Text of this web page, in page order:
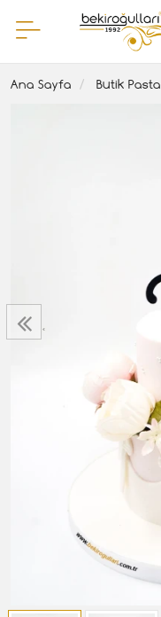
Ana Sayfa Butik Pasta
‹